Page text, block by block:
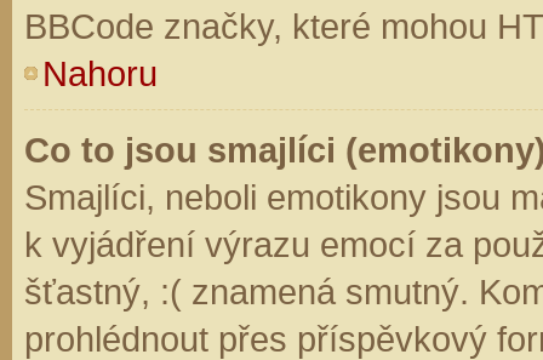
BBCode značky, které mohou
Nahoru
Co to jsou smajlíci
Smajlíci, neboli emotikony jsou
k vyjádření výrazu emocí za
šťastný, :( znamená smutný.
prohlédnout přes příspěvkový